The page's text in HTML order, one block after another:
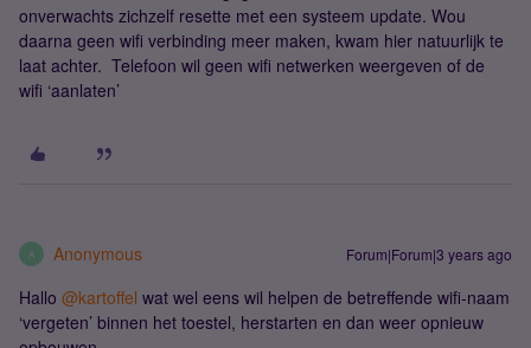
onverwachts zichzelf resette met een systeem update. Wou
daarna geen wifi verbinding meer maken, kwam hier natuurlijk te
laat achter. Telefoon wil geen wifi netwerken weergeven of de
wifi ‘aanlaten’
A Anonymous Forum|Forum|3 years ago
Hallo @kartoffel wat wel eens wil helpen de betreffende wifi-naam
‘vergeten’ binnen het toestel, herstarten en dan weer opnieuw